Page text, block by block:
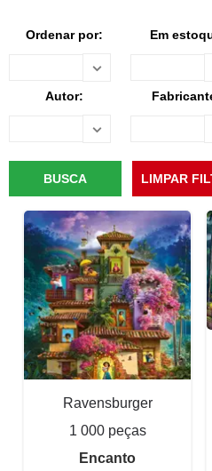
Ordenar por: Em
Autor:
Ravensburger
1 000 peças
Encanto